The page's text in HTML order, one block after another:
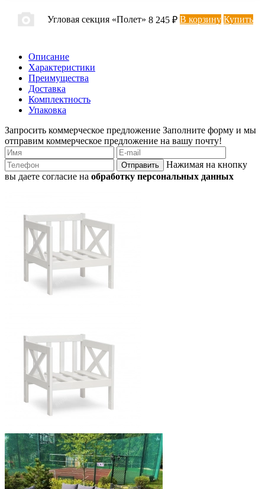
Угловая секция «Полет» 8 245 ₽ В корзину Купить
Описание
Характеристики
Преимущества
Доставка
Комплектность
Упаковка
Запросить коммерческое предложение Заполните форму и мы
отправим коммерческое предложение на вашу почту!
Отправить
Нажимая на кнопку
вы даете согласие на обработку персональных данных